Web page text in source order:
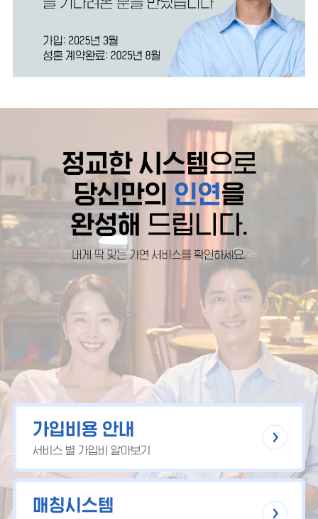
가입비용 안내
서비스 별 가입비 알아보기
매칭시스템